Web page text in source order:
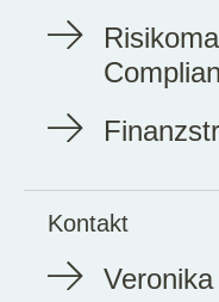
Kontakt